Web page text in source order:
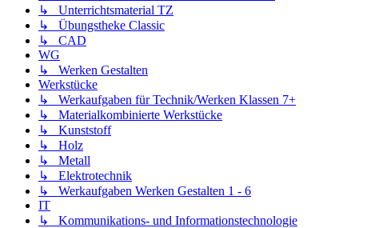
↳ Unterrichtsmaterial TZ
↳ Übungstheke Classic
↳ CAD
WG
↳ Werken Gestalten
Werkstücke
↳ Werkaufgaben für Technik/Werken Klassen 7+
↳ Materialkombinierte Werkstücke
↳ Kunststoff
↳ Holz
↳ Metall
↳ Elektrotechnik
↳ Werkaufgaben Werken Gestalten 1 - 6
IT
↳ Kommunikations- und Informationstechnologie